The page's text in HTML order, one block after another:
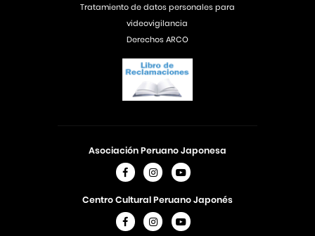
Asociación Peruano Japonesa
Centro Cultural Peruano Japonés
Tratamiento de datos personales para
videovigilancia
Derechos ARCO